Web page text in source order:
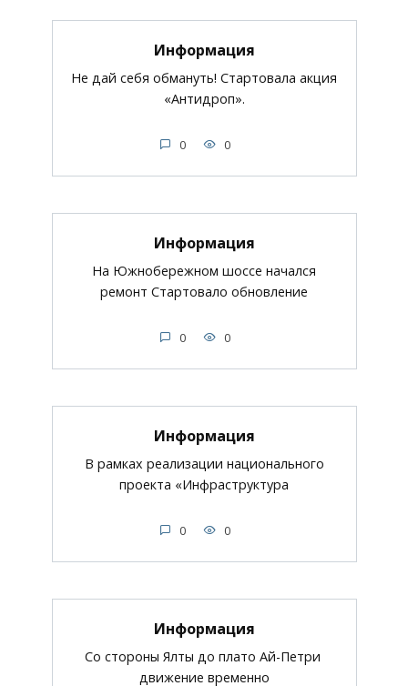
Информация
Не дай себя обмануть! Стартовала акция
«Антидроп».
0 0
Информация
На Южнобережном шоссе начался
ремонт Стартовало обновление
0 0
Информация
В рамках реализации национального
проекта «Инфраструктура
0 0
Информация
Со стороны Ялты до плато Ай-Петри
движение временно